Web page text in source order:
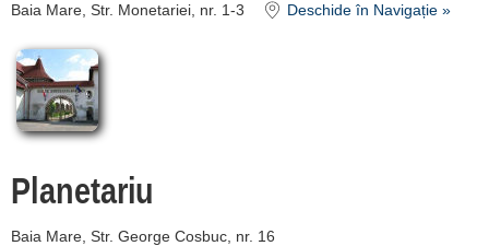
Baia Mare, Str. Monetariei, nr. 1-3 Deschide în Navigație »
Planetariu
Baia Mare, Str. George Cosbuc, nr. 16